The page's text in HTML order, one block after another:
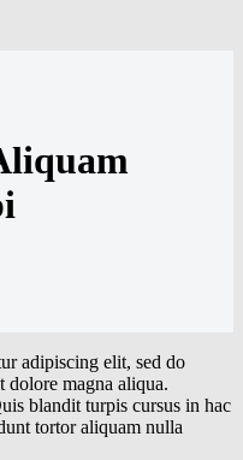
adipiscing elit, sed do
dolore magna aliqua.
blandit turpis cursus in hac
tortor aliquam nulla